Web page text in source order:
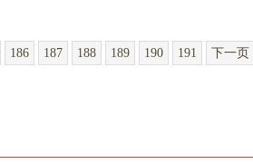
186 187 188 189 190 191 下一页